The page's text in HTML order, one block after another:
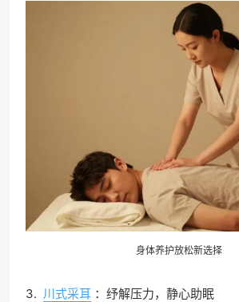
身体养护放松新选择
3. 川式采耳 ：纾解压力，静心助眠